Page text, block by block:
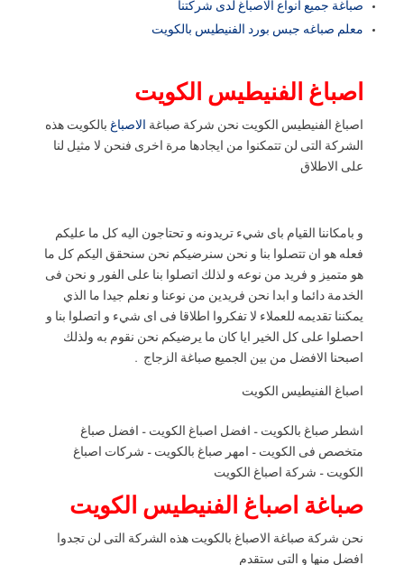
صباغة جميع انواع الاصباغ لدى شركتنا
معلم صباغه جبس بورد الفنيطيس بالكويت
اصباغ الفنيطيس الكويت
اصباغ الفنيطيس الكويت نحن شركة صباغة الاصباغبالكويت هذه
الشركة التى لن تتمكنوا من ايجادها مرة اخرى فنحن لا مثيل لنا
على الاطلاق
و بامكاننا القيام باى شيء تريدونه و تحتاجون اليه كل ما عليكم
فعله هو ان تتصلوا بنا و نحن سنرضيكم نحن سنحقق اليكم كل ما
هو متميز و فريد من نوعه و لذلك اتصلوا بنا على الفور و نحن فى
الخدمة دائما و ابدا نحن فريدين من نوعنا و نعلم جيدا ما الذي
يمكننا تقديمه للعملاء لا تفكروا اطلاقا فى اى شيء و اتصلوا بنا و
احصلوا على كل الخير ايا كان ما يرضيكم نحن نقوم به ولذلك
اصبحنا الافضل من بين الجميع صباغة الزجاج .
اصباغ الفنيطيس الكويت
اشطر صباغ بالكويت – افضل اصباغ الكويت – افضل صباغ
متخصص فى الكويت – امهر صباغ بالكويت – شركات اصباغ
الكويت – شركة اصباغ الكويت
صباغة اصباغ الفنيطيس الكويت
نحن شركة صباغة الاصباغ بالكويت هذه الشركة التى لن تجدوا
افضل منها و التى ستقدم